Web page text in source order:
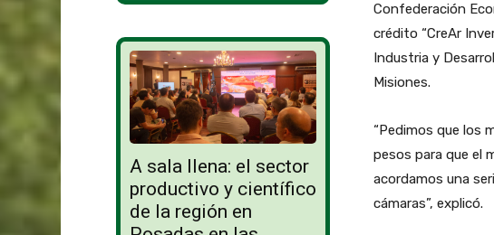
A sala llena: el sector
productivo y científico
de la región en
Confederación
crédito “CreAr
Industria y
Misiones.
“Pedimos que los
pesos para que el
acordamos una
cámaras”, explicó.